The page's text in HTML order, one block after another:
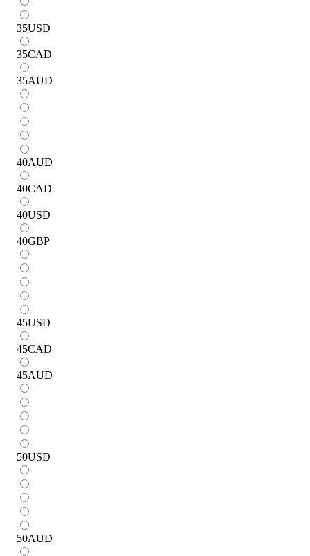
35USD
35CAD
35AUD
40AUD
40CAD
40USD
40GBP
45USD
45CAD
45AUD
50USD
50AUD